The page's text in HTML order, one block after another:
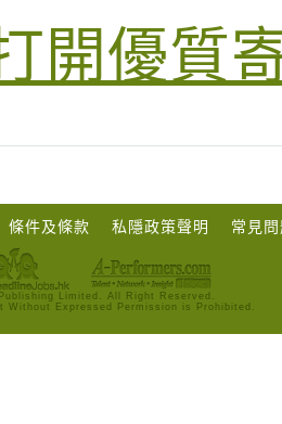
打開優質
條件及條款 私隱政策聲明 常見
Limited. All Right Reserved.
Without Expressed Permission is Prohibited.